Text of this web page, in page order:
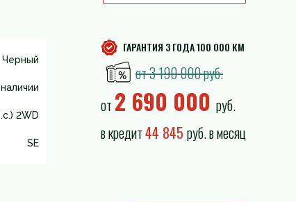
Черный
2WD
SE
ГАРАНТИЯ 3 ГОДА 100 000 КМ
от 3 190 000 руб.
от 2 690 000 руб.
в кредит44 845 руб. в месяц